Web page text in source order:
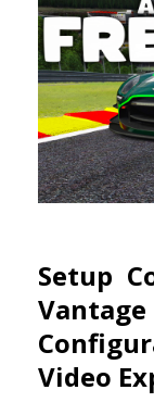
Setup
Video